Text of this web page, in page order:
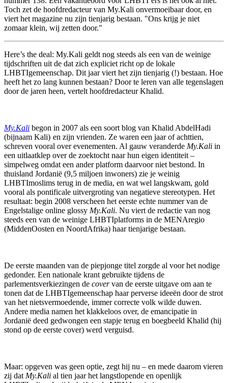
Toch zet de hoofdredacteur van My.Kali onvermoeibaar door, en
viert het magazine nu zijn tienjarig bestaan. "Ons krijg je niet
zomaar klein, wij zetten door."
Here’s the deal: My.Kali geldt nog steeds als een van de weinige
tijdschriften uit de dat zich expliciet richt op de lokale
LHBTIgemeenschap. Dit jaar viert het zijn tienjarig (!) bestaan. Hoe
heeft het zo lang kunnen bestaan? Door te leren van alle tegenslagen
door de jaren heen, vertelt hoofdredacteur Khalid.
My.Kali begon in 2007 als een soort blog van Khalid AbdelHadi
(bijnaam Kali) en zijn vrienden. Ze waren een jaar of achttien,
schreven vooral over evenementen. Al gauw veranderde My.Kali in
een uitlaatklep over de zoektocht naar hun eigen identiteit –
simpelweg omdat een ander platform daarvoor niet bestond. In
thuisland Jordanië (9,5 miljoen inwoners) zie je weinig
LHBTImoslims terug in de media, en wat wel langskwam, gold
vooral als pontificale uitvergroting van negatieve stereotypen. Het
resultaat: begin 2008 verscheen het eerste echte nummer van de
Engelstalige online glossy My.Kali. Nu viert de redactie van nog
steeds een van de weinige LHBTIplatforms in de MENAregio
(MiddenOosten en NoordAfrika) haar tienjarige bestaan.
De eerste maanden van de piepjonge titel zorgde al voor het nodige
gedonder. Een nationale krant gebruikte tijdens de
parlementsverkiezingen de covervan de eerste uitgave om aan te
tonen dat de LHBTIgemeenschap haar perverse ideeën door de strot
van het nietsvermoedende, immer correcte volk wilde duwen.
Andere media namen het klakkeloos over, de emancipatie in
Jordanië deed gedwongen een stapje terug en boegbeeld Khalid (hij
stond op de eerste cover) werd verguisd.
Maar: opgeven was geen optie, zegt hij nu – en mede daarom vieren
zij dat My.Kali al tien jaar het langstlopende en openlijk